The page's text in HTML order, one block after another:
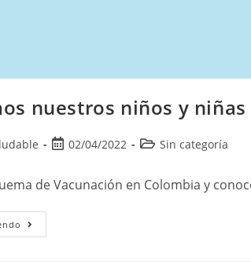
nuestros niños y niñas
02/04/2022 Sin categoría
de Vacunación en Colombia y